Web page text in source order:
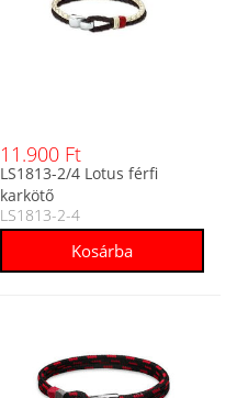
11.900 Ft
LS1813-2/4 Lotus férfi
karkötő
LS1813-2-4